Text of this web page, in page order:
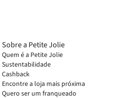
Sobre a Petite Jolie
Quem é a Petite Jolie
Sustentabilidade
Cashback
Encontre a loja mais próxima
Quero ser um franqueado